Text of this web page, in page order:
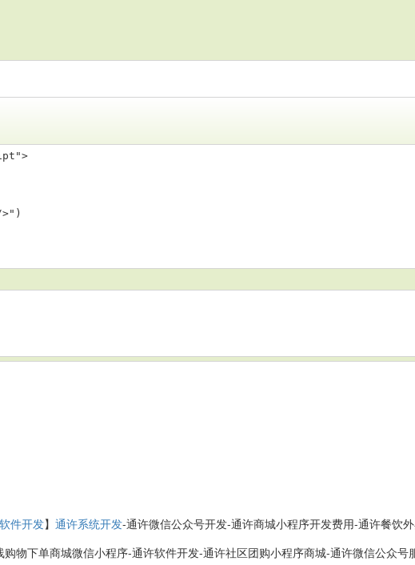
件开发】 通许系统开发-通许微信公众号开发-通许商城小程序开发费用-通许餐饮
物下单商城微信小程序-通许软件开发-通许社区团购小程序商城-通许微信公众号